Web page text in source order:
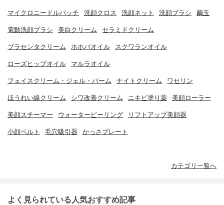
マイクロニードルパッチ 洗顔クロス 洗顔ネット 洗顔ブラシ 繭玉
電動洗顔ブラシ 美白クリーム セラミドクリーム
プラセンタクリーム ホホバオイル スクワランオイル
ローズヒップオイル マルラオイル
フェイスクリーム・ジェル・バーム ナイトクリーム ワセリン
ほうれい線クリーム シワ改善クリーム ニキビ塗り薬 美顔ローラー
美顔スチーマー ウォーターピーリング リフトアップ美顔器
小顔ベルト 毛穴吸引器 かっさプレート
カテゴリ一覧へ
よく見られている人気おすすめ記事